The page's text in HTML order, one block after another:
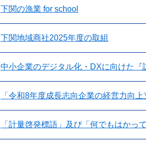
下関の漁業 for school
下関地域商社2025年度の取組
中小企業のデジタル化・DXに向けた『
「令和8年度成長志向企業の経営力向
「計量啓発標語」及び「何でもはかっ